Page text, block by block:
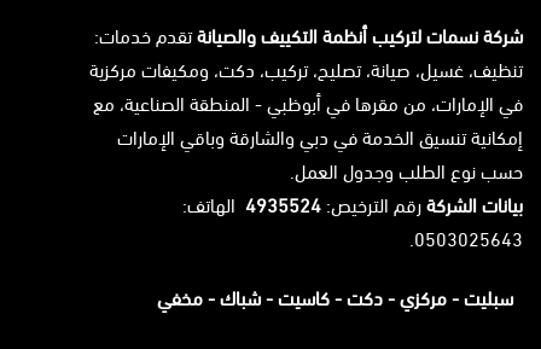
شركة نسمات لتركيب أنظمة التكييف والصيانةتقدم خدمات:
تنظيف، غسيل، صيانة، تصليح، تركيب، دكت، ومكيفات مركزية
في الإمارات، من مقرها في أبوظبي - المنطقة الصناعية، مع
إمكانية تنسيق الخدمة في دبي والشارقة وباقي الإمارات
حسب نوع الطلب وجدول العمل.
بيانات الشركةرقم الترخيص: 4935524 الهاتف:
0503025643.
سبليت -مركزي -دكت -كاسيت -شباك -مخفي